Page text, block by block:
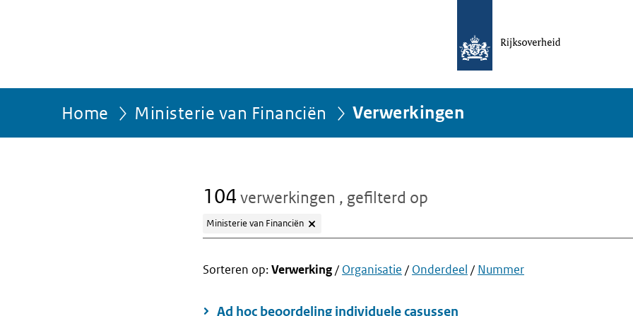
Home Ministerie van Financiën Verwerkingen
104 verwerkingen , gefilterd op
Ministerie van Financiën
Sorteren op:Verwerking/ Organisatie / Onderdeel / Nummer
Ad hoc beoordeling individuele casussen